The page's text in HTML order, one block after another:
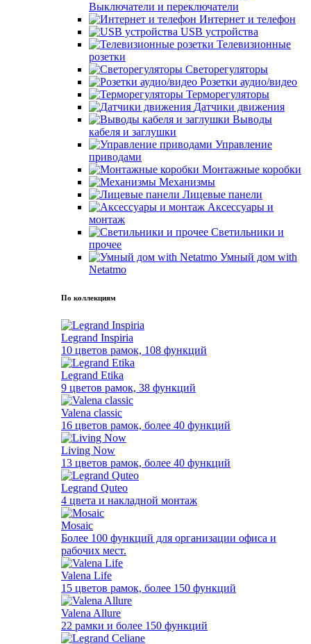
Выключатели и переключатели
Интернет и телефон
USB устройства
Телевизионные
розетки
Светорегуляторы
Розетки аудио/видео
Терморегуляторы
Датчики движения
Выводы
кабеля и заглушки
Управление
приводами
Монтажные коробки
Механизмы
Лицевые панели
Аксессуары и
монтаж
Светильники и
прочее
Умный дом with
Netatmo
По коллекциям
Legrand Inspiria
10 цветов рамок, 108 функций
Legrand Etika
9 цветов рамок, 38 функций
Valena classic
16 цветов рамок, более 40 функций
Living Now
13 цветов рамок, более 40 функций
Legrand Quteo
4 цвета и накладной монтаж
Mosaic
Более 100 функций для организации офиса и
рабочих мест.
Valena Life
15 цветов рамок, более 150 функций
Valena Allure
22 рамки и более 150 функций